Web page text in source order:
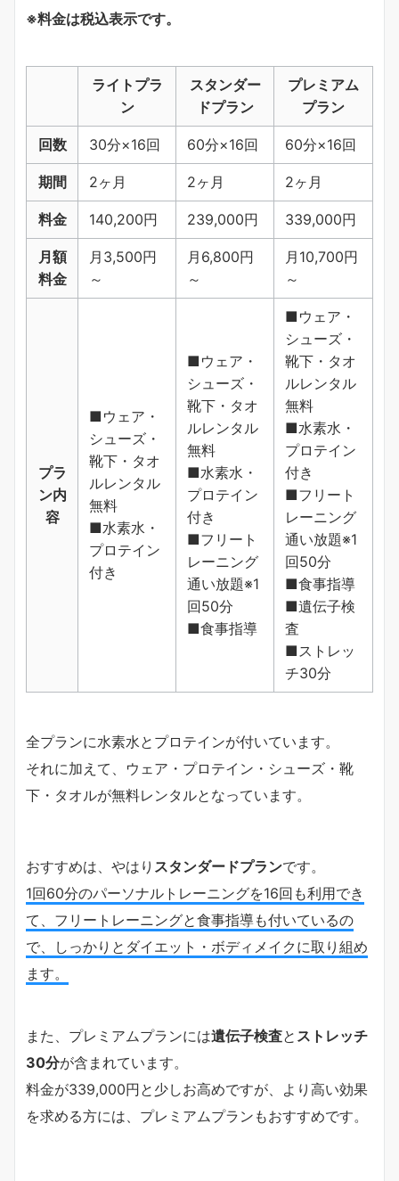
※料金は税込表示です。
ライトプラ
ン
スタンダー
ドプラン
プレミアム
プラン
回数 30分×16回 60分×16回 60分×16回
期間 2ヶ月 2ヶ月 2ヶ月
料金 140,200円 239,000円 339,000円
月額
料金
月3,500円
～
月6,800円
～
月10,700円
～
プラ
ン内
容
■ウェア・
シューズ・
靴下・タオ
ルレンタル
無料
■水素水・
プロテイン
付き
■ウェア・
シューズ・
靴下・タオ
ルレンタル
無料
■水素水・
プロテイン
付き
■フリート
レーニング
通い放題※1
回50分
■食事指導
■ウェア・
シューズ・
靴下・タオ
ルレンタル
無料
■水素水・
プロテイン
付き
■フリート
レーニング
通い放題※1
回50分
■食事指導
■遺伝子検
査
■ストレッ
チ30分
全プランに水素水とプロテインが付いています。
それに加えて、ウェア・プロテイン・シューズ・靴
下・タオルが無料レンタルとなっています。
おすすめは、やはり スタンダードプランです。
1回60分のパーソナルトレーニングを16回も利用でき
て、フリートレーニングと食事指導も付いているの
で、しっかりとダイエット・ボディメイクに取り組め
ます。
また、プレミアムプランには遺伝子検査と ストレッチ
30分が含まれています。
料金が339,000円と少しお高めですが、より高い効果
を求める方には、プレミアムプランもおすすめです。